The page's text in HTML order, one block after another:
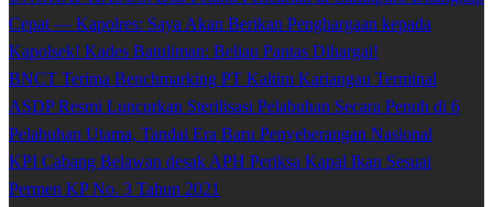
Cepat — Kapolres: Saya Akan Berikan Penghargaan kepada
Kapolsek! Kades Batuliman: Beliau Pantas Dihargai!
BNCT Terima Benchmarking PT Kaltim Kariangau Terminal
ASDP Resmi Luncurkan Sterilisasi Pelabuhan Secara Penuh di 6
Pelabuhan Utama, Tandai Era Baru Penyeberangan Nasional
KPI Cabang Belawan desak APH Periksa Kapal Ikan Sesuai
Permen KP No. 3 Tahun 2021